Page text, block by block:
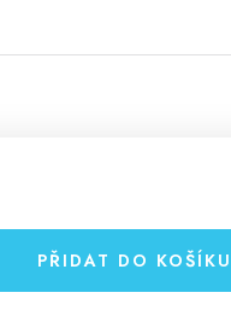
PŘIDAT DO KOŠÍKU